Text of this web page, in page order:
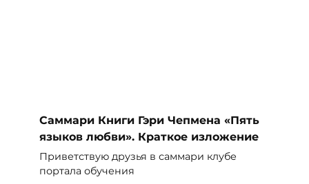
Саммари Книги Гэри Чепмена «Пять
языков любви». Краткое изложение
Приветствую друзья в саммари клубе
портала обучения